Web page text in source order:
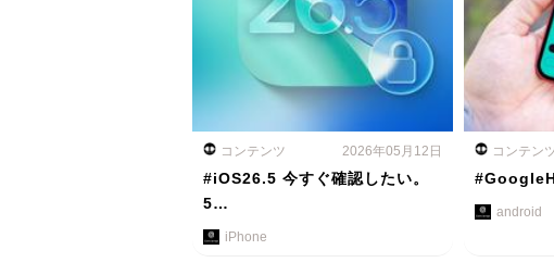
コンテンツ 2026年05月12日
#iOS26.5 今すぐ確認したい。
5…
iPhone
コンテン
android